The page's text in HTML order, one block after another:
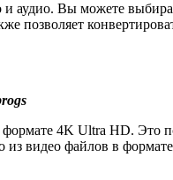
аудио. Вы можете
позволяет
4K Ultra HD. Это
из видео файлов в